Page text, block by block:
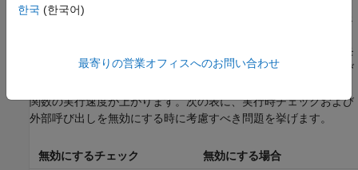
一般に、実行時チェックを有効にしてコードを生成すると、チェ
行速度が落ちます。同様に、外部呼び出しは時間がかかり、メモ
リの使用量と実行時間が増加します。実行時チェックと外部呼び
関数の実行速度が上がります。次の表に、実行時チェックおよび
外部呼び出しを無効にする時に考慮すべき問題を挙げます。
無効にするチェック
無効にする場合
한국 (한국어)
最寄りの営業オフィスへのお問い合わせ